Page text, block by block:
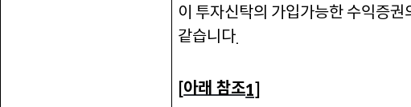
이 투자신탁의 가입가능한 수익증
같습니다.
[아래 참조1]